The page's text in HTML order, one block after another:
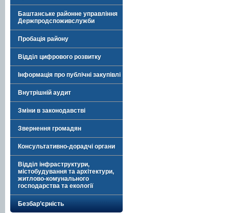
Баштанське районне управління
Держпродспоживслужби
Пробація району
Відділ цифрового розвитку
Інформація про публічні закупівлі
Внутрішній аудит
Зміни в законодавстві
Звернення громадян
Консультативно-дорадчі органи
Відділ інфраструктури,
містобудування та архітектури,
житлово-комунального
господарства та екології
Безбар’єрність